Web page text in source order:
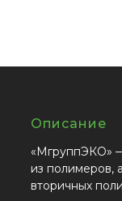
Описание
«МгруппЭКО»
из полимеров,
вторичных